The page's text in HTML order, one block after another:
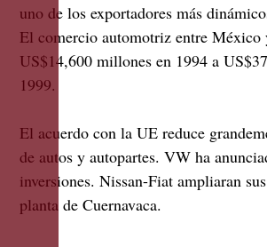
uno de los exportadores más
El comercio automotriz entre México
US$14,600 millones en 1994 a
1999.
El acuerdo con la UE reduce
de autos y autopartes. VW ha
inversiones. Nissan-Fiat ampliaran
planta de Cuernavaca.